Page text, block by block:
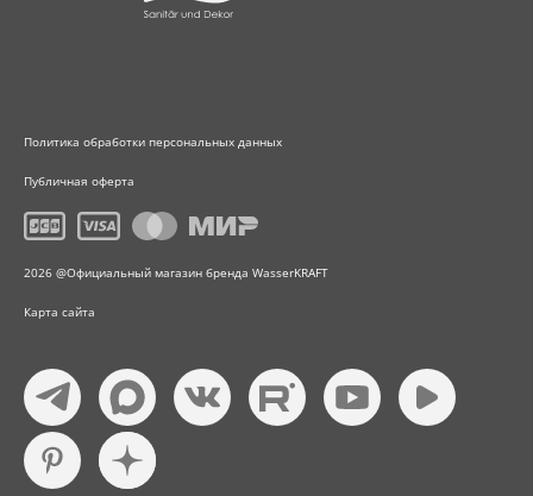
Политика обработки персональных данных
Публичная оферта
2026 @Официальный магазин бренда WasserKRAFT
Карта сайта